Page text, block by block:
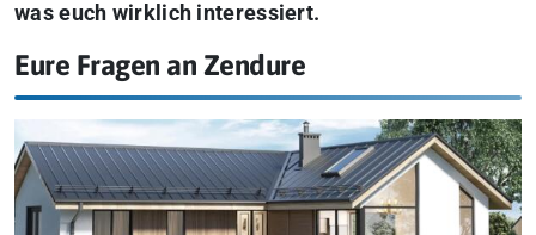
was euch wirklich interessiert.
Eure Fragen an Zendure